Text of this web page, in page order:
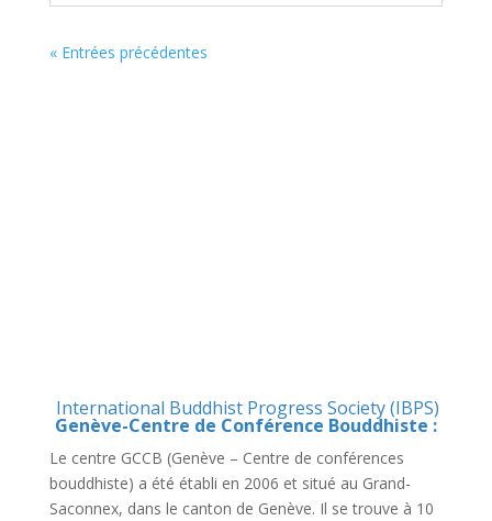
« Entrées précédentes
International Buddhist Progress Society (IBPS)
Genève-Centre de Conférence Bouddhiste :
Le centre GCCB (Genève – Centre de conférences
bouddhiste) a été établi en 2006 et situé au Grand-
Saconnex, dans le canton de Genève. Il se trouve à 10